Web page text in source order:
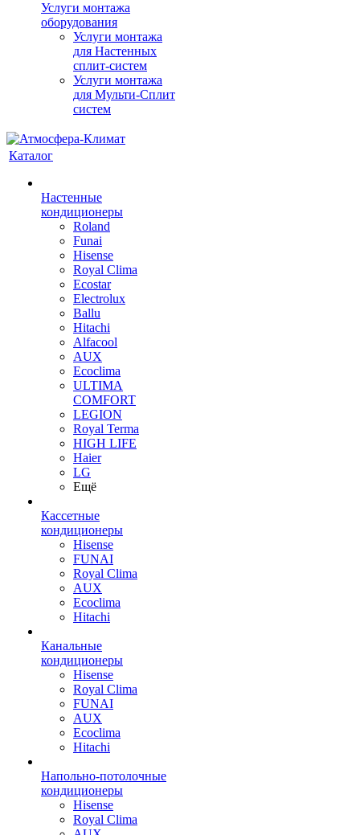
Услуги монтажа
оборудования
Услуги монтажа
для Настенных
сплит-систем
Услуги монтажа
для Мульти-Сплит
систем
Каталог
Настенные
кондиционеры
Roland
Funai
Hisense
Royal Clima
Ecostar
Electrolux
Ballu
Hitachi
Alfacool
AUX
Ecoclima
ULTIMA
COMFORT
LEGION
Royal Terma
HIGH LIFE
Haier
LG
Ещё
Кассетные
кондиционеры
Hisense
FUNAI
Royal Clima
AUX
Ecoclima
Hitachi
Канальные
кондиционеры
Hisense
Royal Clima
FUNAI
AUX
Ecoclima
Hitachi
Напольно-потолочные
кондиционеры
Hisense
Royal Clima